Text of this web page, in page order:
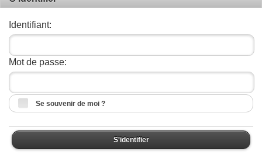
Identifiant:
Mot de passe:
Se souvenir de moi ?
S'identifier